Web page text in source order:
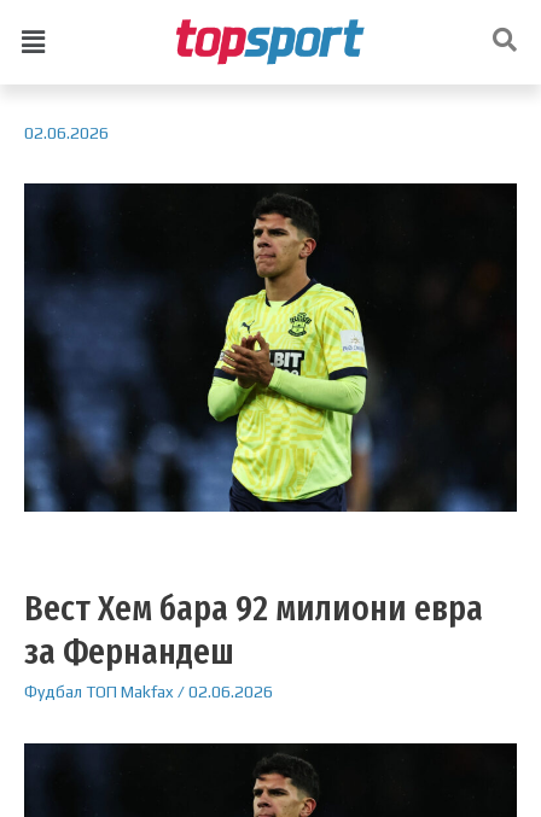
02.06.2026
Вест Хем бара 92 милиони евра
за Фернандеш
Фудбал ТОП Makfax /02.06.2026